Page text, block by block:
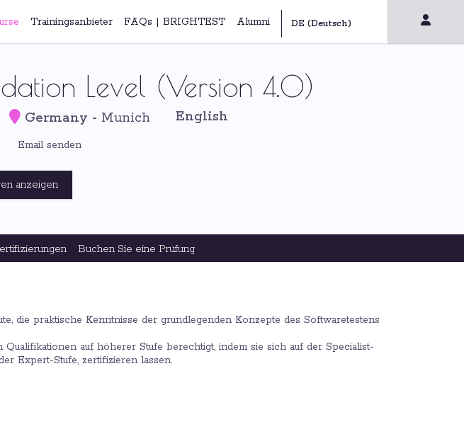
Trainingsanbieter FAQs | BRIGHTEST Alumni
Level (Version 4.0)
Germany - Munich English
Email senden
anzeigen
Buchen Sie eine Prüfung
die praktische Kenntnisse der grundlegenden Konzepte des Softwaretestens
auf höherer Stufe berechtigt, indem sie sich auf der Specialist-
Expert-Stufe, zertifizieren lassen.